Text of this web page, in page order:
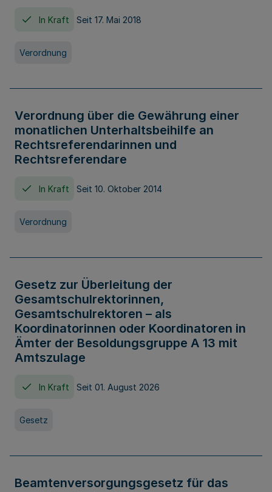
In Kraft Seit 17. Mai 2018
Verordnung
Verordnung über die Gewährung einer
monatlichen Unterhaltsbeihilfe an
Rechtsreferendarinnen und
Rechtsreferendare
In Kraft Seit 10. Oktober 2014
Verordnung
Gesetz zur Überleitung der
Gesamtschulrektorinnen,
Gesamtschulrektoren – als
Koordinatorinnen oder Koordinatoren in
Ämter der Besoldungsgruppe A 13 mit
Amtszulage
In Kraft Seit 01. August 2026
Gesetz
Beamtenversorgungsgesetz für das